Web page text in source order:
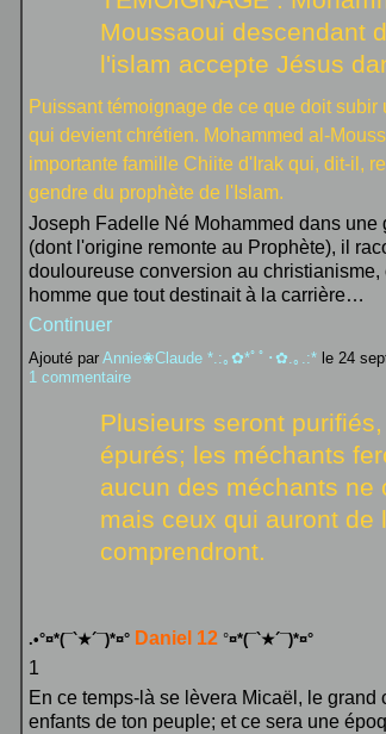
Moussaoui descendant
l'islam accepte Jésus
Puissant témoignage de ce que doit subir
qui devient chrétien. Mohammed al-
importante famille Chiite d'Irak qui, dit-il,
gendre du prophète de l'Islam.
Joseph Fadelle Né Mohammed dans une
(dont l'origine remonte au Prophète), il
douloureuse conversion au
homme que tout destinait à la carrière…
Continuer
Ajouté par Annie❀Claude *.:｡✿*ﾟﾟ･✿.｡.:* le 24
1 commentaire
Plusieurs seront
épurés; les méchants
aucun des méchants ne
mais ceux qui auront de
comprendront.
.•°¤*(¯`★´¯)*¤° Daniel 12 °¤*(¯`★´¯)*¤°
1
En ce temps-là se lèvera Micaël, le grand
enfants de ton peuple; et ce sera une